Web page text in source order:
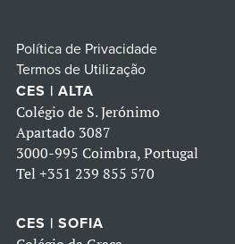
Política de Privacidade
Termos de Utilização
CES | ALTA
Colégio de S. Jerónimo
Apartado 3087
3000-995 Coimbra, Portugal
Tel +351 239 855 570
CES | SOFIA